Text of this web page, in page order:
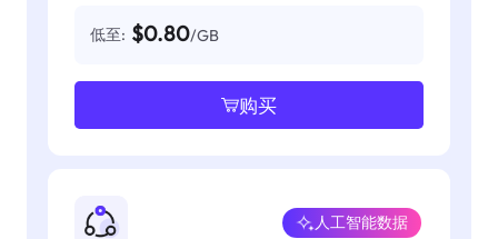
低至: $0.80/GB
购买
人工智能数据